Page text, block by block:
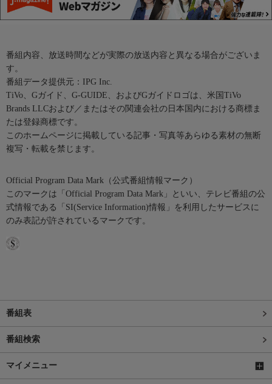
番組内容、放送時間などが実際の放送内容と異なる場合がございま
す。
番組データ提供元：IPG Inc.
TiVo、Gガイド、G-GUIDE、およびGガイドロゴは、米国TiVo
Brands LLCおよび／またはその関連会社の日本国内における商標ま
たは登録商標です。
このホームページに掲載している記事・写真等あらゆる素材の無断
複写・転載を禁じます。
Official Program Data Mark（公式番組情報マーク）
このマークは「Official Program Data Mark」といい、テレビ番組の公
式情報である「SI(Service Information)情報」を利用したサービスに
のみ表記が許されているマークです。
番組表
番組検索
マイメニュー